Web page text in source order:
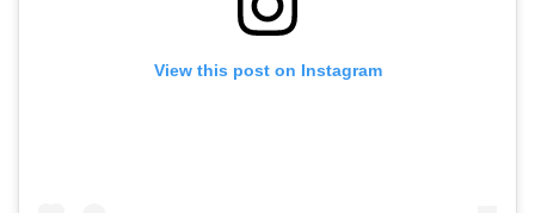
View this post on Instagram